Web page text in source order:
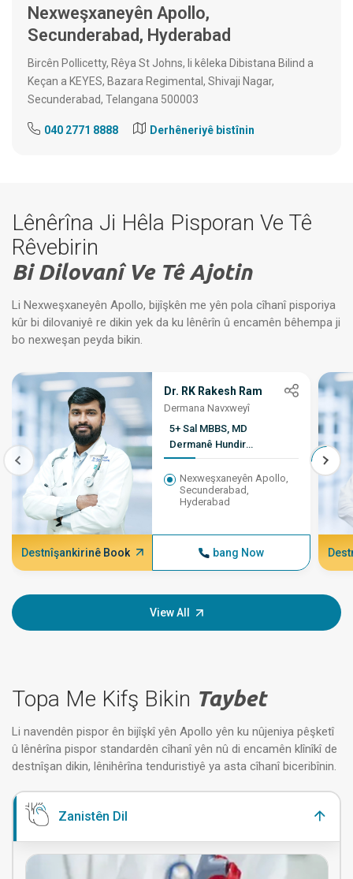
Nexweşxaneyên Apollo,
Secunderabad, Hyderabad
Bircên Pollicetty, Rêya St Johns, li kêleka Dibistana Bilind a
Keçan a KEYES, Bazara Regimental, Shivaji Nagar,
Secunderabad, Telangana 500003
040 2771 8888 Derhêneriyê bistînin
Lênêrîna Ji Hêla Pisporan Ve Tê
Rêvebirin
Bi Dilovanî Ve Tê Ajotin
Li Nexweşxaneyên Apollo, bijîşkên me yên pola cîhanî pisporiya
kûr bi dilovaniyê re dikin yek da ku lênêrîn û encamên bêhempa ji
bo nexweşan peyda bikin.
Dr. RK Rakesh Ram
Dermana Navxweyî
5+ Sal MBBS, MD
Dermanê Hundir
(PGIMER)
Nexweşxaneyên Apollo,
Secunderabad,
Hyderabad
Destnîşankirinê Book bang Now
View All
Topa Me Kifş Bikin Taybet
Li navendên pispor ên bijîşkî yên Apollo yên ku nûjeniya pêşketî
û lênêrîna pispor standardên cîhanî yên nû di encamên klînîkî de
destnîşan dikin, lênihêrîna tenduristiyê ya asta cîhanî biceribînin.
Zanistên Dil